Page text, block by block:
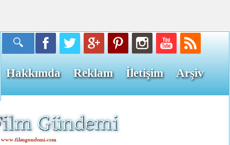
Hakkımda Reklam İletişim Arşiv